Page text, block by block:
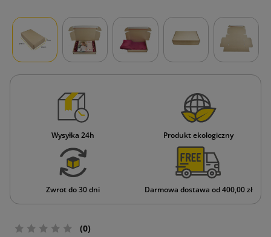
Wysyłka 24h Produkt ekologiczny
Zwrot do 30 dni Darmowa dostawa od 400,00 zł
(0)